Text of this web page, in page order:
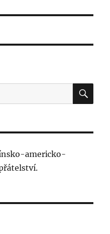
americko-